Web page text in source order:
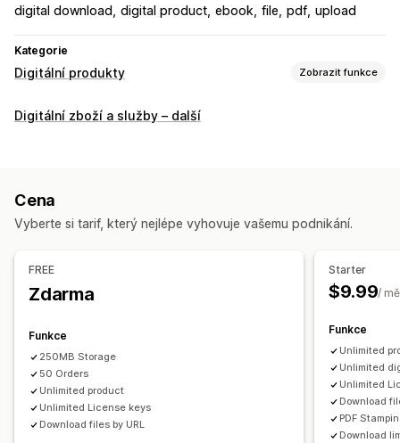
digital download
digital product ebook file pdf upload
Kategorie
Digitální produkty Zobrazit funkce
Typy produktů
Správa stahování
Doručování e-mailů
Hromadné nahrávání
Limity stahování
SMTP
Externě hostované
Přístupový kód
Omezení IP adres
Hostování souborů
Digitální zboží a služby – další
Cena
Vyberte si tarif, který nejlépe vyhovuje vašemu podnikání.
FREE
Zdarma
Funkce
250MB Storage
50 Orders
Unlimited product
Unlimited License keys
Download files by URL
Starter
$9.99/
Funkce
Unlimited
Unlimited
Unlimited
Download
PDF
Download